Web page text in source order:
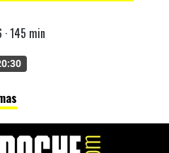
145 min